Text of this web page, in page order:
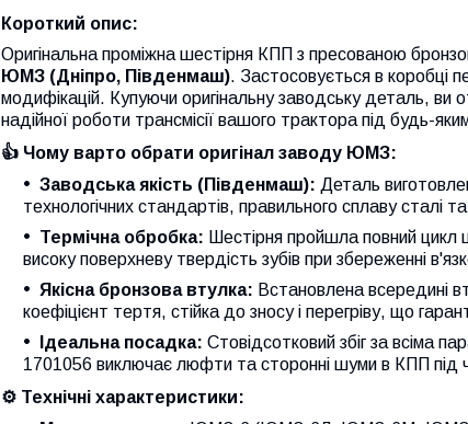
Короткий опис:
Оригінальна проміжна шестірня КПП з пресованою
ЮМЗ (Дніпро, Південмаш). Застосовується в коробці
модифікацій. Купуючи оригінальну заводську деталь, ви
надійної роботи трансмісії вашого трактора під будь-
👍 Чому варто обрати оригінал заводу ЮМЗ:
Заводська якість (Південмаш): Деталь
технологічних стандартів, правильного сплаву сталі та
Термічна обробка: Шестірня пройшла повний цикл
високу поверхневу твердість зубів при збереженні
Якісна бронзова втулка: Встановлена всередині
коефіцієнт тертя, стійка до зносу і перегріву, що
Ідеальна посадка: Стовідсотковий збіг за всіма
1701056 виключає люфти та сторонні шуми в КПП під
⚙️ Технічні характеристики: